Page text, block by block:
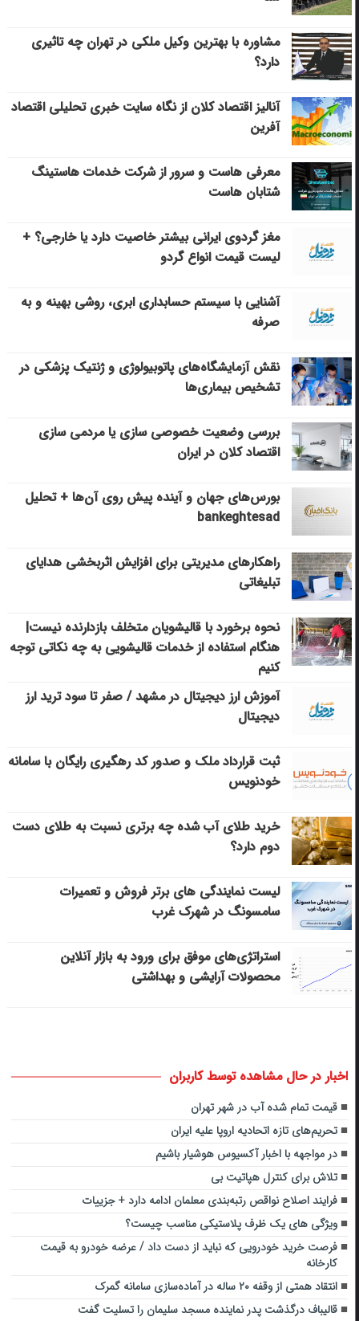
مشاوره با بهترین وکیل ملکی در تهران چه تاثیری
دارد؟
آنالیز اقتصاد کلان از نگاه سایت خبری تحلیلی اقتصاد
آفرین
معرفی هاست و سرور از شرکت خدمات هاستینگ
شتابان هاست
مغز گردوی ایرانی بیشتر خاصیت دارد یا خارجی؟ +
لیست قیمت انواع گردو
آشنایی با سیستم حسابداری ابری، روشی بهینه و به
صرفه
نقش آزمایشگاه‌های پاتوبیولوژی و ژنتیک پزشکی در
تشخیص بیماری‌ها
بررسی وضعیت خصوصی سازی یا مردمی سازی
اقتصاد کلان در ایران
بورس‌های جهان و آینده پیش روی آن‌ها + تحلیل
bankeghtesad
راهکارهای مدیریتی برای افزایش اثربخشی هدایای
تبلیغاتی
نحوه برخورد با قالیشویان متخلف بازدارنده نیست|
هنگام استفاده از خدمات قالیشویی به چه نکاتی توجه
کنیم
آموزش ارز دیجیتال در مشهد / صفر تا سود ترید ارز
دیجیتال
ثبت قرارداد ملک و صدور کد رهگیری رایگان با سامانه
خودنویس
خرید طلای آب شده چه برتری نسبت به طلای دست
دوم دارد؟
لیست نمایندگی های برتر فروش و تعمیرات
سامسونگ در شهرک غرب
استراتژی‌های موفق برای ورود به بازار آنلاین
محصولات آرایشی و بهداشتی
اخبار در حال مشاهده توسط کاربران
قیمت تمام شده آب در شهر تهران
تحریم‌های تازه اتحادیه اروپا علیه ایران
در مواجهه با اخبار آکسیوس هوشیار باشیم
تلاش برای کنترل هپاتیت بی
فرایند اصلاح نواقص رتبه‌بندی معلمان ادامه دارد + جزییات
ویژگی های یک ظرف پلاستیکی مناسب چیست؟
فرصت خرید خودرویی که نباید از دست داد / عرضه خودرو به قیمت
کارخانه
انتقاد همتی از وقفه ۲۰ ساله در آماده‌سازی سامانه گمرک
قالیباف درگذشت پدر نماینده مسجد سلیمان را تسلیت گفت